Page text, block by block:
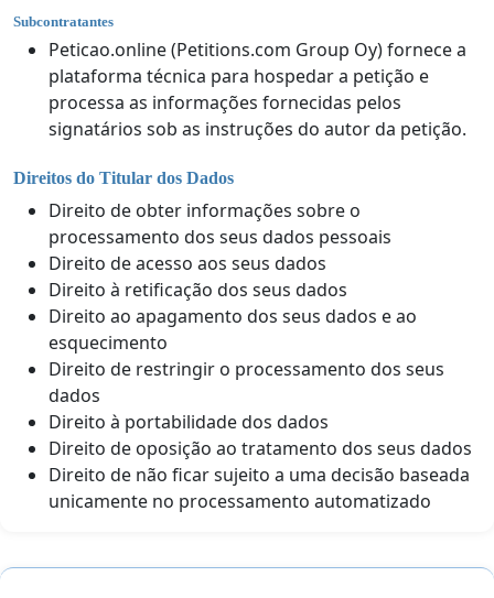
Subcontratantes
Peticao.online (Petitions.com Group Oy) fornece a
plataforma técnica para hospedar a petição e
processa as informações fornecidas pelos
signatários sob as instruções do autor da petição.
Direitos do Titular dos Dados
Direito de obter informações sobre o
processamento dos seus dados pessoais
Direito de acesso aos seus dados
Direito à retificação dos seus dados
Direito ao apagamento dos seus dados e ao
esquecimento
Direito de restringir o processamento dos seus
dados
Direito à portabilidade dos dados
Direito de oposição ao tratamento dos seus dados
Direito de não ficar sujeito a uma decisão baseada
unicamente no processamento automatizado